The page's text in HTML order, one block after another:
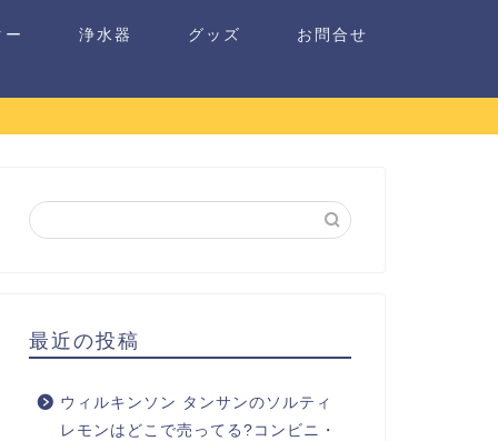
浄水器 グッズ お問合せ
最近の投稿
ウィルキンソン タンサンのソルティ
レモンはどこで売ってる?コンビニ・